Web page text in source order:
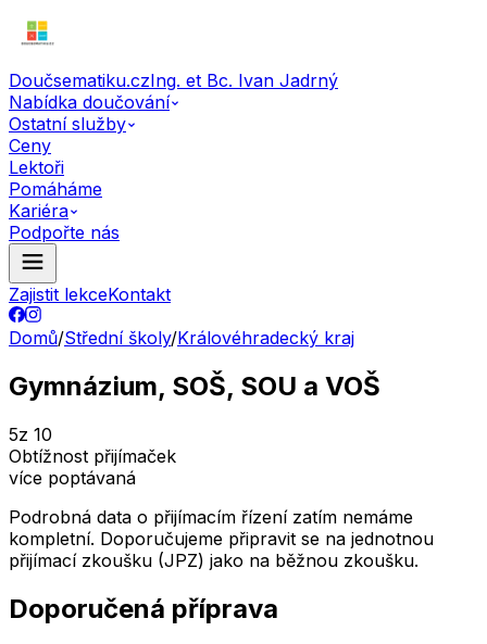
Doučsematiku.czIng. et Bc. Ivan Jadrný
Nabídka doučování
Ostatní služby
Ceny
Lektoři
Pomáháme
Kariéra
Podpořte nás
Zajistit lekceKontakt
Domů/Střední školy/Královéhradecký kraj
Gymnázium, SOŠ, SOU a VOŠ
5z 10
Obtížnost přijímaček
více poptávaná
Podrobná data o přijímacím řízení zatím nemáme
kompletní. Doporučujeme připravit se na jednotnou
přijímací zkoušku (JPZ) jako na běžnou zkoušku.
Doporučená příprava